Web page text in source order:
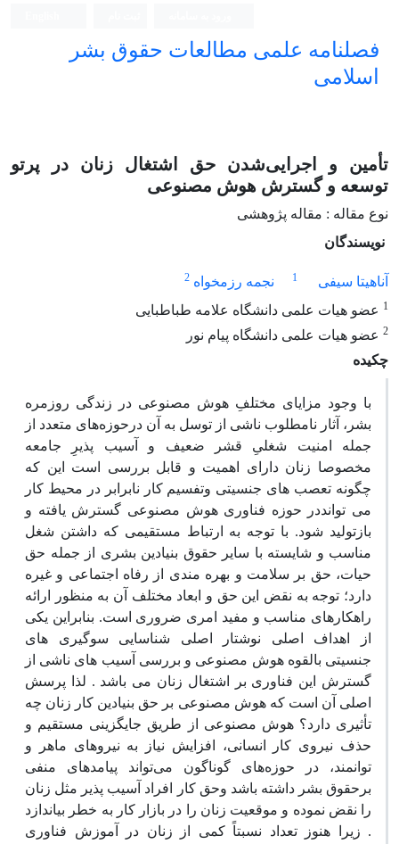
فصلنامه علمی مطالعات حقوق بشر
اسلامی
تأمین و اجرایی‌شدن حق اشتغال زنان در پرتو
توسعه و گسترش هوش مصنوعی
نوع مقاله : مقاله پژوهشی
نویسندگان
آناهیتا سیفی 1 نجمه رزمخواه 2
1 عضو هیات علمی دانشگاه علامه طباطبایی
2 عضو هیات علمی دانشگاه پیام نور
چکیده
با وجود مزایای مختلفِ هوش مصنوعی در زندگی روزمره
بشر، آثار نامطلوب ناشی از توسل به آن درحوزه‌های متعدد از
جمله امنیت شغلیِ قشر ضعیف و آسیب پذیرِ جامعه
مخصوصا زنان دارای اهمیت و قابل بررسی است این که
چگونه تعصب های جنسیتی وتفسیم کار نابرابر در محیط کار
می توانددر حوزه فناوری هوش مصنوعی گسترش یافته و
بازتولید شود. با توجه به ارتباط مستقیمی که داشتن شغل
مناسب و شایسته با سایر حقوق بنیادین بشری از جمله حق
حیات، حق بر سلامت و بهره مندی از رفاه اجتماعی و غیره
دارد؛ توجه به نقض این حق و ابعاد مختلف آن به منظور ارائه
راهکارهای مناسب و مفید امری ضروری است. بنابراین یکی
از اهداف اصلی نوشتار اصلی شناسایی سوگیری های
جنسیتی بالقوه هوش مصنوعی و بررسی آسیب های ناشی از
گسترش این فناوری بر اشتغال زنان می باشد . لذا پرسش
اصلی آن است که هوش مصنوعی بر حق بنیادین کار زنان چه
تأثیری دارد؟ هوش مصنوعی از طریق جایگزینی مستقیم و
حذف نیروی کار انسانی، افزایش نیاز به نیروهای ماهر و
توانمند، در حوزه‌های گوناگون می‌تواند پیامدهای منفی
برحقوق بشر داشته باشد وحق کار افراد آسیب پذیر مثل زنان
را نقض نموده و موقعیت زنان را در بازار کار به خطر بیاندازد
. زیرا هنوز تعداد نسبتاً کمی از زنان در آموزش فناوری